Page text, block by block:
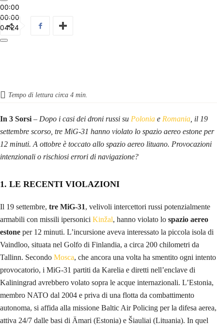
00:00
00:00
04:24
Tempo di lettura circa 4 min.
In 3 Sorsi – Dopo i casi dei droni russi su Polonia e Romania , il 19
settembre scorso, tre MiG-31 hanno violato lo spazio aereo estone per
12 minuti. A ottobre è toccato allo spazio aereo lituano. Provocazioni
intenzionali o rischiosi errori di navigazione?
1. LE RECENTI VIOLAZIONI
Il 19 settembre, tre MiG-31, velivoli intercettori russi potenzialmente
armabili con missili ipersonici Kinžal, hanno violato lo spazio aereo
estone per 12 minuti. L’incursione aveva interessato la piccola isola di
Vaindloo, situata nel Golfo di Finlandia, a circa 200 chilometri da
Tallinn. Secondo Mosca, che ancora una volta ha smentito ogni intento
provocatorio, i MiG-31 partiti da Karelia e diretti nell’enclave di
Kaliningrad avrebbero volato sopra le acque internazionali. L’Estonia,
membro NATO dal 2004 e priva di una flotta da combattimento
autonoma, si affida alla missione Baltic Air Policing per la difesa aerea,
attiva 24/7 dalle basi di Ämari (Estonia) e Šiauliai (Lituania). In quel